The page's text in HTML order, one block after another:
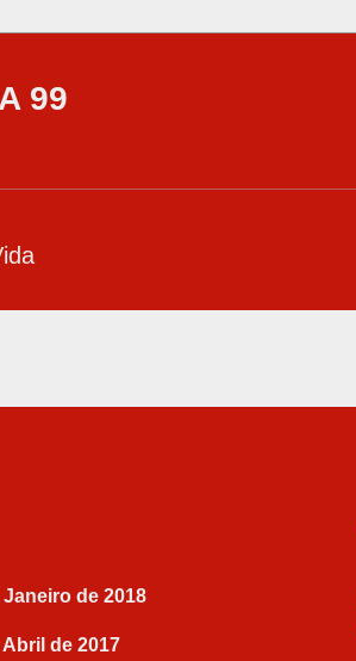
99
de 2018
de 2017